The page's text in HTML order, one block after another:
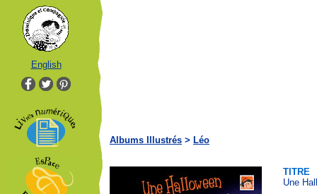
English
Albums Illustrés > Léo
TITRE
Une